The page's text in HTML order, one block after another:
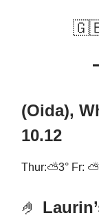
(Oida),
10.12
Thur:⛅3° Fr:
🤌